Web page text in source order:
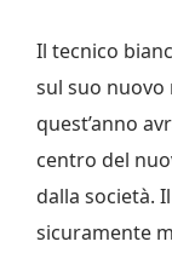
Il tecnico
sul suo nuovo
quest’anno
centro del
dalla società.
sicuramente